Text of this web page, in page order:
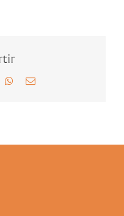
WhatsApp
Correo